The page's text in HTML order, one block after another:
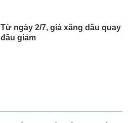
Từ ngày 2/7, giá xăng dầu quay
đầu giảm